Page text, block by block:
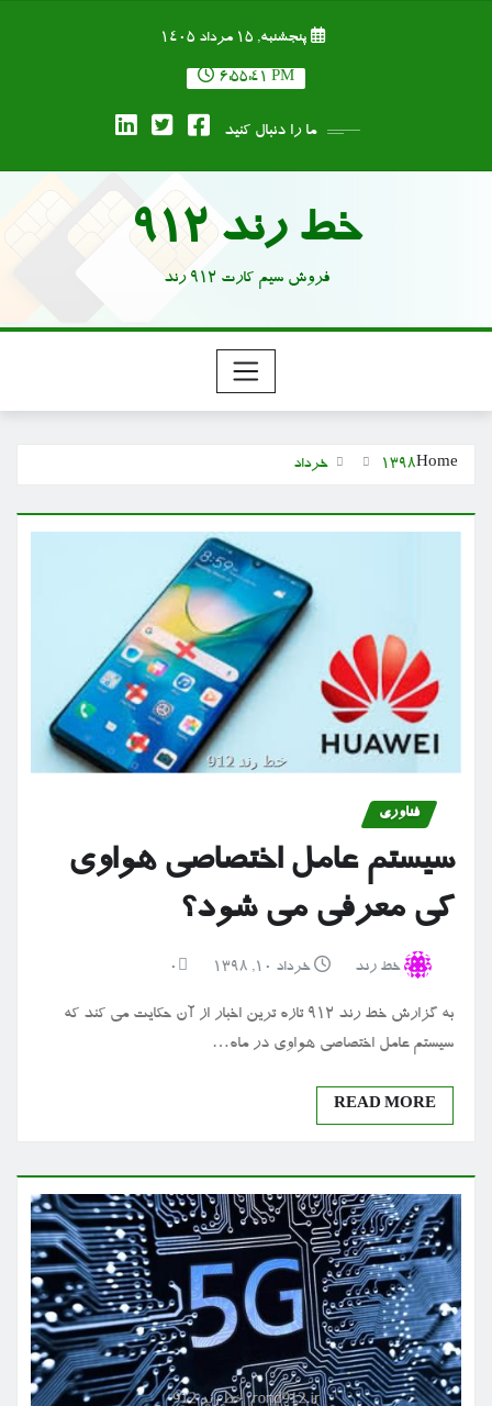
پنجشنبه, ۱۵ مرداد ۱۴۰۵
6:55:41 PM
ما را دنبال کنید
خط رند 912
فروش سیم کارت 912 رند
Home
1398 خرداد
فناوری
سیستم عامل اختصاصی هواوی
کی معرفی می شود؟
خط رند خرداد ۱۰, ۱۳۹۸ 0
به گزارش خط رند ۹۱۲ تازه ترین اخبار از آن حکایت می کند که
سیستم عامل اختصاصی هواوی در ماه…
READ MORE